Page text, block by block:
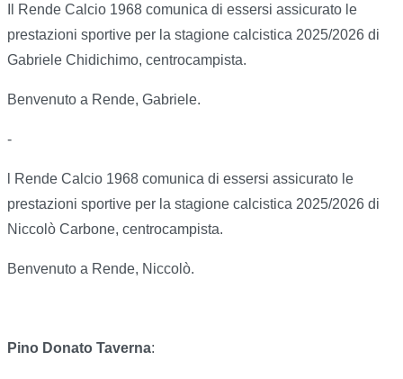
Il Rende Calcio 1968 comunica di essersi assicurato le
prestazioni sportive per la stagione calcistica 2025/2026 di
Gabriele Chidichimo, centrocampista.
Benvenuto a Rende, Gabriele.
-
l Rende Calcio 1968 comunica di essersi assicurato le
prestazioni sportive per la stagione calcistica 2025/2026 di
Niccolò Carbone, centrocampista.
Benvenuto a Rende, Niccolò.
Pino Donato Taverna: